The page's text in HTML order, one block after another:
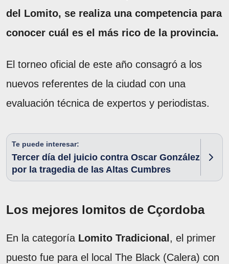
del Lomito, se realiza una competencia para
conocer cuál es el más rico de la provincia.
El torneo oficial de este año consagró a los
nuevos referentes de la ciudad con una
evaluación técnica de expertos y periodistas.
Te puede interesar:
Tercer día del juicio contra Oscar González
por la tragedia de las Altas Cumbres
Los mejores lomitos de Cçordoba
En la categoría Lomito Tradicional, el primer
puesto fue para el local The Black (Calera) con